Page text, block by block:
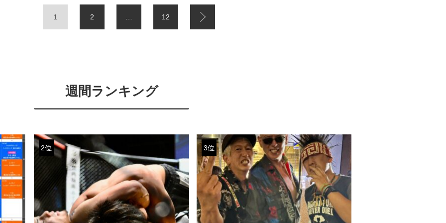
1 2 12
週間ランキング
2位 3位